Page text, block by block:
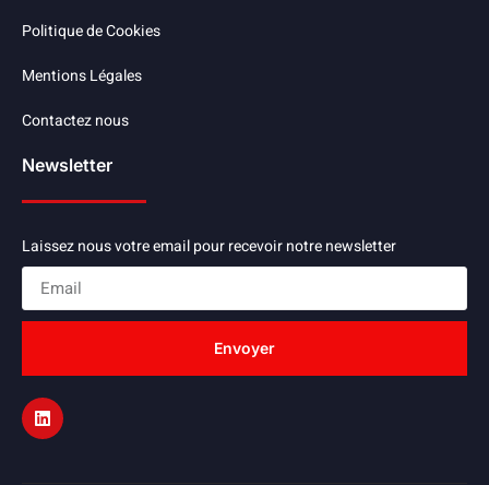
Politique de Cookies
Mentions Légales
Contactez nous
Newsletter
Laissez nous votre email pour recevoir notre newsletter
Envoyer